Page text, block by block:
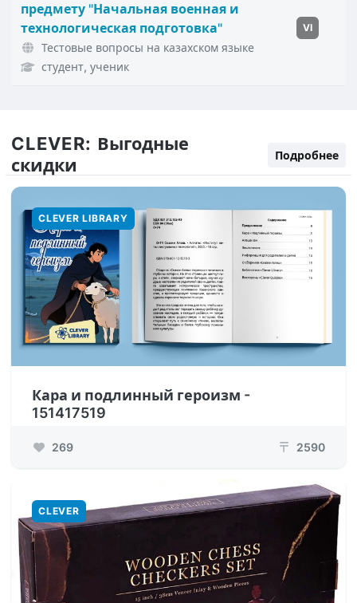
предмету "Начальная военная и
технологическая подготовка"
Тестовые вопросы на казахском языке
студент, ученик
VI
CLEVER: Выгодные
скидки
Подробнее
CLEVER LIBRARY
Кара и подлинный героизм -
151417519
269 ₸ 2590
CLEVER